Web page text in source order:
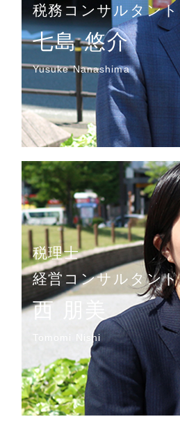
税務コンサルタント
七島 悠介
Yusuke Nanashima
税理士
経営コンサルタント
西 朋美
Tomomi Nishi